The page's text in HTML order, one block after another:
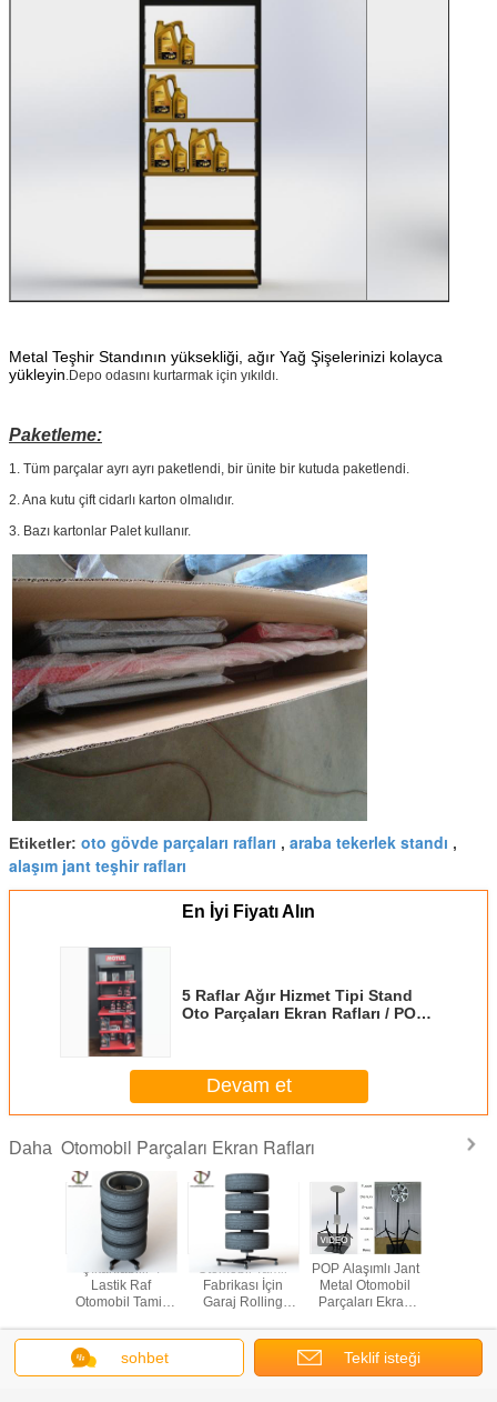
Metal Teşhir Standının yüksekliği, ağır Yağ Şişelerinizi kolayca
yükleyin.Depo odasını kurtarmak için yıkıldı.
Paketleme:
1. Tüm parçalar ayrı ayrı paketlendi, bir ünite bir kutuda paketlendi.
2. Ana kutu çift cidarlı karton olmalıdır.
3. Bazı kartonlar Palet kullanır.
Etiketler: oto gövde parçaları rafları , araba tekerlek standı ,
alaşım jant teşhir rafları
En İyi Fiyatı Alın
5 Raflar Ağır Hizmet Tipi Stand
Oto Parçaları Ekran Rafları / POP
Devam et
Daha Otomobil Parçaları Ekran Rafları
Çıkarılabilir 4
Lastik Raf
Otomobil Tamir
Otomobil Tamir
Fabrikası İçin
Garaj Rolling
Depolama Rafı
POP Alaşımlı Jant
Metal Otomobil
Parçaları Ekran
Jant Ekran Standı
Mag
sohbet Teklif isteği
Dil değiştir